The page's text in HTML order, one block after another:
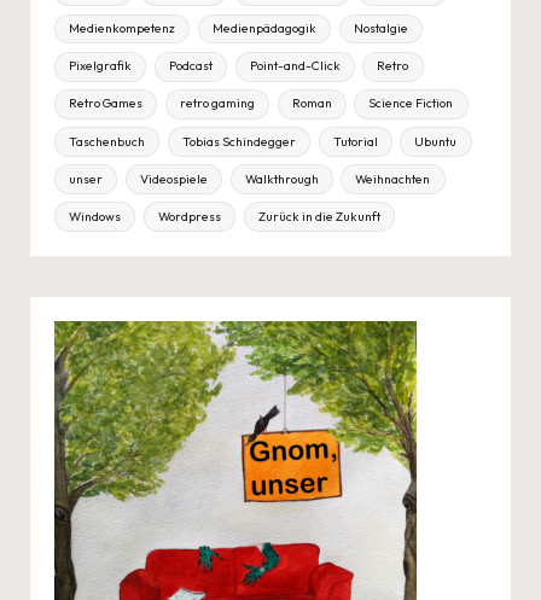
Medienkompetenz Medienpädagogik Nostalgie
Pixelgrafik Podcast Point-and-Click Retro
Retro Games retro gaming Roman Science Fiction
Taschenbuch Tobias Schindegger Tutorial Ubuntu
unser Videospiele Walkthrough Weihnachten
Windows Wordpress Zurück in die Zukunft